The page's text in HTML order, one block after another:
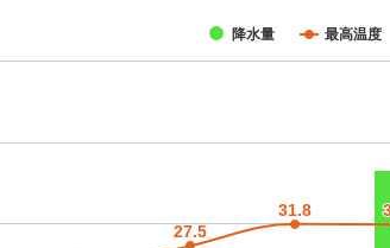
27.5
27.5
31.8
31.8
降水量 最高温度